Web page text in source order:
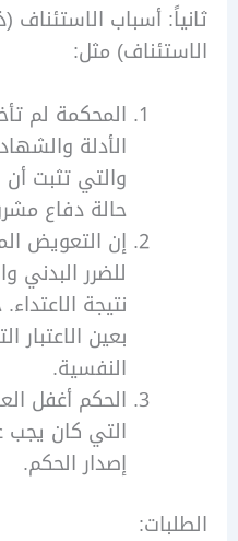
أسباب الاستئناف (ذكر
مثل:
المحكمة لم تأخذ بعين
الأدلة والشهادات
والتي تثبت أن
حالة دفاع مشروع عن
إن التعويض المقرر
للضرر البدني
نتيجة الاعتداء. حيث
بعين الاعتبار
النفسية.
الحكم أغفل العديد من
التي كان يجب على
إصدار الحكم.